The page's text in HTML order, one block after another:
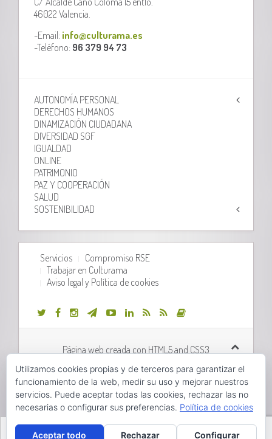
46022 Valencia.
-Email: info@culturama.es
-Teléfono: 96 379 94 73
AUTONOMÍA PERSONAL
DERECHOS HUMANOS
DINAMIZACIÓN CIUDADANA
DIVERSIDAD SGF
IGUALDAD
ONLINE
PATRIMONIO
PAZ Y COOPERACIÓN
SALUD
SOSTENIBILIDAD
Servicios
Compromiso RSE
Trabajar en Culturama
Aviso legal y Política de cookies
Página web creada con HTML5 and CSS3
Desarrollo web realizado porOrix Systems
Hola, pincha aquí para abrir el chat.
Valencià Castellano
Utilizamos cookies propias y de terceros para garantizar el
funcionamiento de la web, medir su uso y mejorar nuestros
servicios. Puede aceptar todas las cookies, rechazar las no
necesarias o configurar sus preferencias. Política de cookies
Aceptar todo Rechazar Configurar